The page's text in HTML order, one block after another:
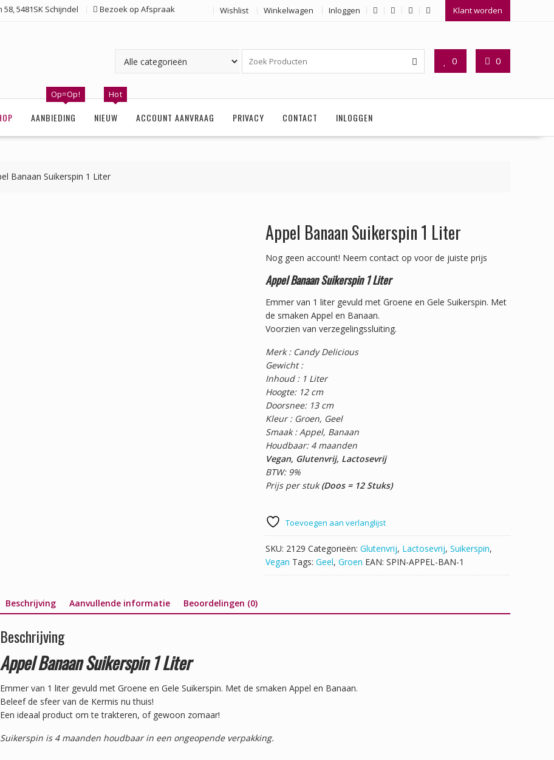
5481SK Schijndel Bezoek op Afspraak Wishlist Winkelwagen Inloggen Klant worden
0 0
AANBIEDING
Op=Op!
NIEUW
Hot
ACCOUNT AANVRAAG PRIVACY CONTACT INLOGGEN
Banaan Suikerspin 1 Liter
Appel Banaan Suikerspin 1 Liter
Nog geen account! Neem contact op voor de juiste prijs
Appel Banaan Suikerspin 1 Liter
Emmer van 1 liter gevuld met Groene en Gele Suikerspin. Met
de smaken Appel en Banaan.
Voorzien van verzegelingssluiting.
Merk : Candy Delicious
Gewicht :
Inhoud : 1 Liter
Hoogte: 12 cm
Doorsnee: 13 cm
Kleur : Groen, Geel
Smaak : Appel, Banaan
Houdbaar: 4 maanden
Vegan, Glutenvrij, Lactosevrij
BTW: 9%
Prijs per stuk(Doos = 12 Stuks)
Toevoegen aan verlanglijst
SKU: 2129 Categorieën: Glutenvrij, Lactosevrij, Suikerspin,
Vegan Tags: Geel, Groen EAN: SPIN-APPEL-BAN-1
Beschrijving Aanvullende informatie Beoordelingen (0)
Beschrijving
Appel Banaan Suikerspin 1 Liter
Emmer van 1 liter gevuld met Groene en Gele Suikerspin. Met de smaken Appel en Banaan.
Beleef de sfeer van de Kermis nu thuis!
Een ideaal product om te trakteren, of gewoon zomaar!
Suikerspin is 4 maanden houdbaar in een ongeopende verpakking.